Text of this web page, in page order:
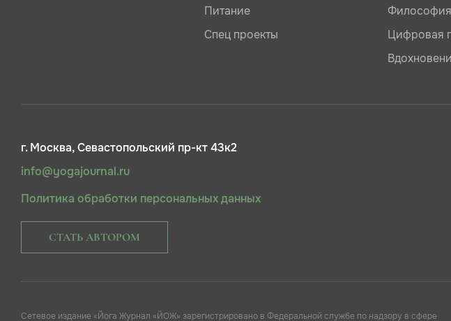
Питание
Спец проекты
Философия
Цифровая
г. Москва, Севастопольский пр-кт 43к2
info@yogajournal.ru
Политика обработки персональных данных
СТАТЬ АВТОРОМ
Сетевое издание «Йога Журнал «ЙОЖ» зарегистрировано в Федеральной службе по надзору в сфере